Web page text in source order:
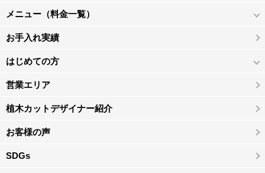
メニュー（料金一覧）
お手入れ実績
はじめての方
営業エリア
植木カットデザイナー紹介
お客様の声
SDGs